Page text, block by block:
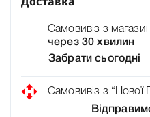
Самовивіз з
через 30 хвилин
Забрати сьогодні
Самовивіз з “Нової